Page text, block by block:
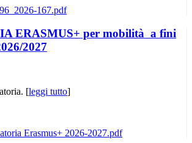
ERASMUS+ per mobilità a fini
2027
[leggi tutto]